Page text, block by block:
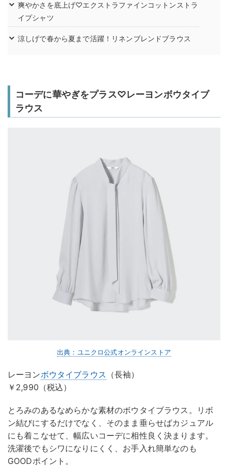
爽やかさを底上げ♡エクストラファインコットンストラ
イプシャツ
涼しげで春から夏まで活躍！リネンブレンドブラウス
コーデに華やぎをプラス♡レーヨンボウタイブ
ラウス
出典：ユニクロ公式オンラインストア
レーヨンボウタイブラウス （長袖）
￥2,990（税込）
とろみのあるなめらかな素材のボウタイブラウス。リボ
ン結びにするだけでなく、そのまま垂らせばカジュアル
にも着こなせて、幅広いコーデに相性良く決まります。
洗濯後でもシワになりにくく、お手入れ簡単なのも
GOODポイント。